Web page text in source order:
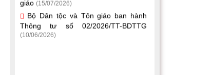
Bộ Dân tộc và Tôn giáo ban hành
Thông tư số 02/2026/TT-BDTTG
(10/06/2026)